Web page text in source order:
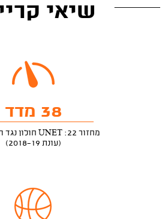
שיאי
38 מדד
מחזור 22: UNET חולון נגד הפועל י-ם
(עונת 2018-19)